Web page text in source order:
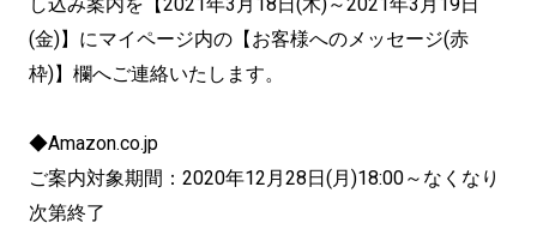
(金)】にマイページ内の【お客様へのメッセージ(赤
枠)】欄へご連絡いたします。
◆Amazon.co.jp
ご案内対象期間：2020年12月28日(月)18:00～なくなり
次第終了